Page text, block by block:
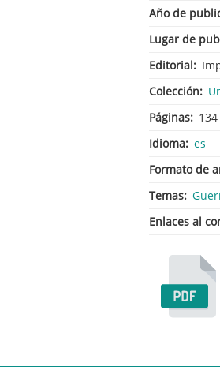
Año de
Lugar de
Editorial
Colección
Páginas
134
Idioma es
Formato de
Temas
Enlaces al